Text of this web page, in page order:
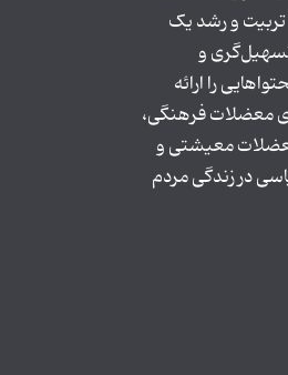
و رشد یک
تسهیل‌گری و
را ارائه
معضلات فرهنگی،
معیشتی و
در زندگی مردم